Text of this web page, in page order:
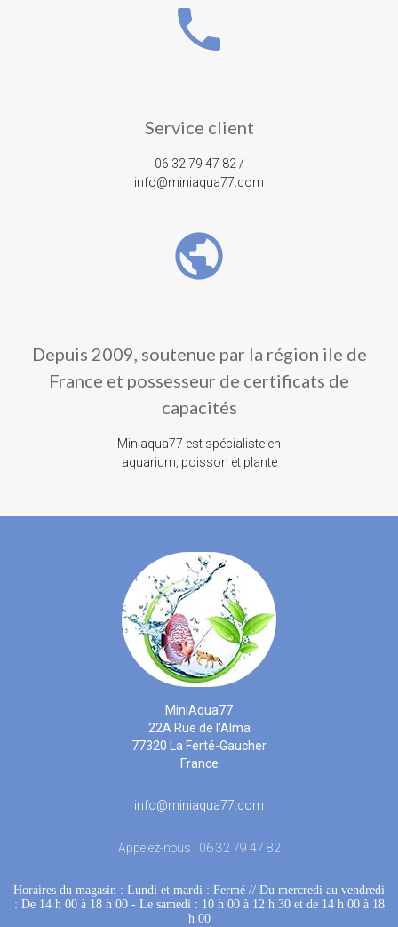
phone
Service client
06 32 79 47 82 /
info@miniaqua77.com
public
Depuis 2009, soutenue par la région ile de
France et possesseur de certificats de
capacités
Miniaqua77 est spécialiste en
aquarium, poisson et plante
MiniAqua77
22A Rue de l'Alma
77320 La Ferté-Gaucher
France
info@miniaqua77.com
Appelez-nous : 06 32 79 47 82
Horaires du magasin : Lundi et mardi : Fermé // Du mercredi au vendredi
: De 14 h 00 à 18 h 00 - Le samedi : 10 h 00 à 12 h 30 et de 14 h 00 à 18
h 00